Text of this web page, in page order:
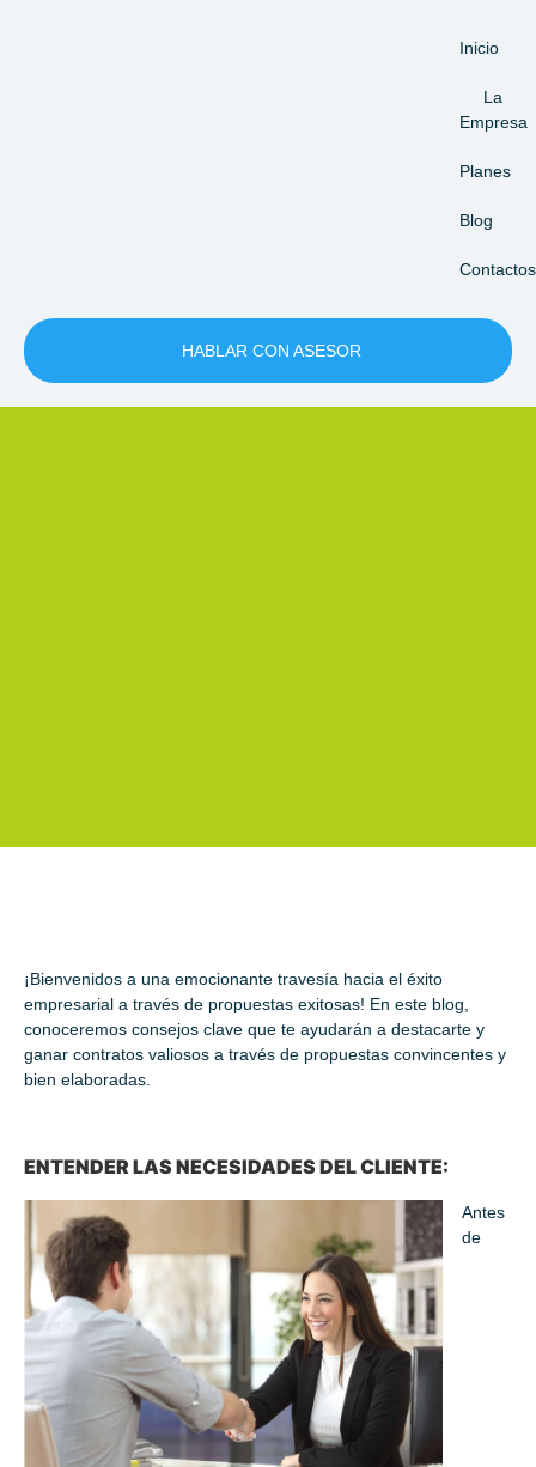
Inicio
La
Empresa
Planes
Blog
Contactos
HABLAR CON ASESOR
¡Bienvenidos a una emocionante travesía hacia el éxito
empresarial a través de propuestas exitosas! En este blog,
conoceremos consejos clave que te ayudarán a destacarte y
ganar contratos valiosos a través de propuestas convincentes y
bien elaboradas.
ENTENDER LAS NECESIDADES DEL CLIENTE:
Antes
de